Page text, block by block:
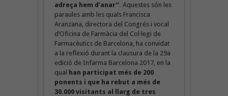
adreça hem d’anar”. Aquestes són les
paraules amb les quals Francisca
Aranzana, directora del Congrés i vocal
d’Oficina de Farmàcia del Col·legi de
Farmacèutics de Barcelona, ha convidat
a la reflexió durant la clausura de la 29a
edició de Infarma Barcelona 2017, en la
qual
han participat més de 200
ponents i que ha rebut a més de
30.000 visitants al llarg de tres